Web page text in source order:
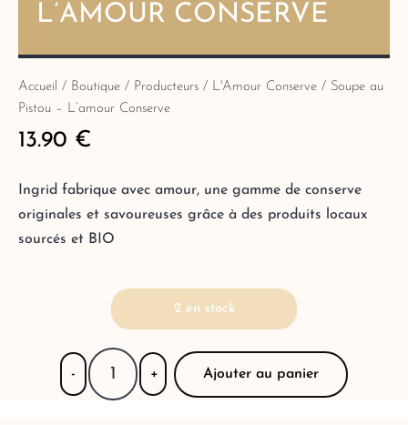
L’AMOUR CONSERVE
Accueil / Boutique / Producteurs / L'Amour Conserve / Soupe au
Pistou – L’amour Conserve
13.90 €
Ingrid fabrique avec amour, une gamme de conserve
originales et savoureuses grâce à des produits locaux
sourcés et BIO
2 en stock
- + Ajouter au panier